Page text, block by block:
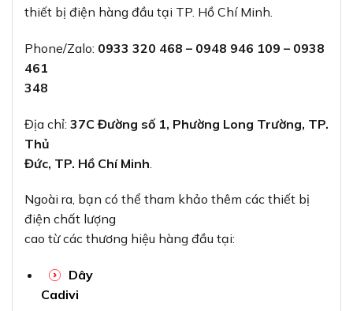
Cadivi
điện Panasonic
Skyled
Led Philips
Bạn cần tôi giải thích hoặc chỉnh sửa nội dung bài
viết không?
Xem thêm
Cách mắc biến trở 3 chân